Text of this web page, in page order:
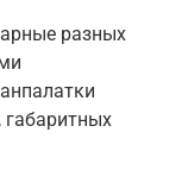
разных
габаритных